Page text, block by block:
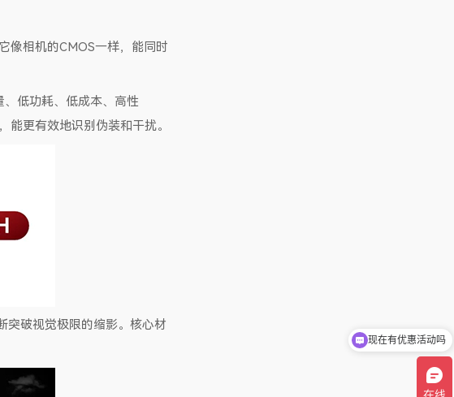
像相机的CMOS一样，能同时
、低功耗、低成本、高性
更有效地识别伪装和干扰。
突破视觉极限的缩影。核心材
可以介绍下你们的产品么
现在有优惠活动吗